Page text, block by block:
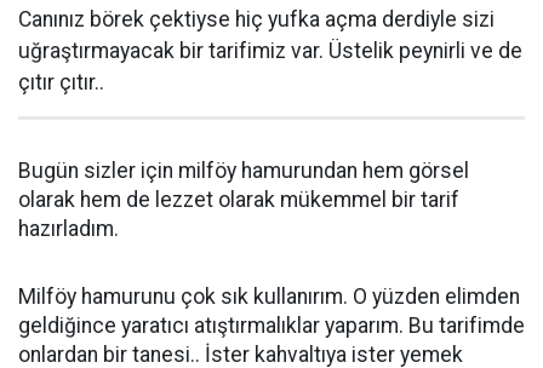
Canınız börek çektiyse hiç yufka açma derdiyle sizi
uğraştırmayacak bir tarifimiz var. Üstelik peynirli ve de
çıtır çıtır..
Bugün sizler için milföy hamurundan hem görsel
olarak hem de lezzet olarak mükemmel bir tarif
hazırladım.
Milföy hamurunu çok sık kullanırım. O yüzden elimden
geldiğince yaratıcı atıştırmalıklar yaparım. Bu tarifimde
onlardan bir tanesi.. İster kahvaltıya ister yemek